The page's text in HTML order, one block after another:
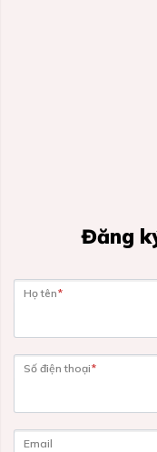
Đăng
Họ tên*
Số điện thoại*
Email